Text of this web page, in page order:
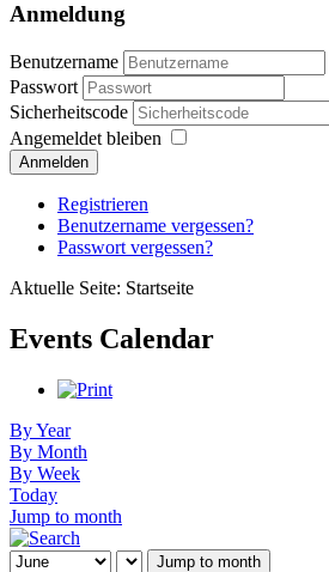
Anmeldung
Benutzername
Passwort
Sicherheitscode
Angemeldet bleiben
Anmelden
Registrieren
Benutzername vergessen?
Passwort vergessen?
Aktuelle Seite: Startseite
Events Calendar
By Year
By Month
By Week
Today
Jump to month
Jump to month